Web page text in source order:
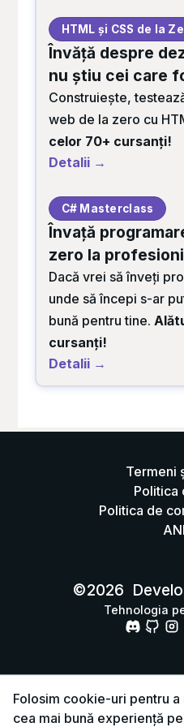
HTML și CSS de la
Învăță despre
nu știu cei care
Construiește,
web de la zero cu
celor 70+ cursanți!
Detalii →
C# Masterclass
Învață
zero la
Dacă vrei să înveți
unde să începi s-ar
bună pentru tine.
cursanți!
Detalii →
©2026
Tehnologia
Termeni
Politica
Politica de
Folosim cookie-uri pentru
cea mai bună experiență